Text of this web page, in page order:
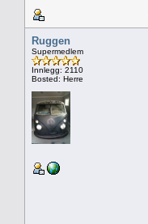
Ruggen
Supermedlem
Innlegg: 2110
Bosted: Herre